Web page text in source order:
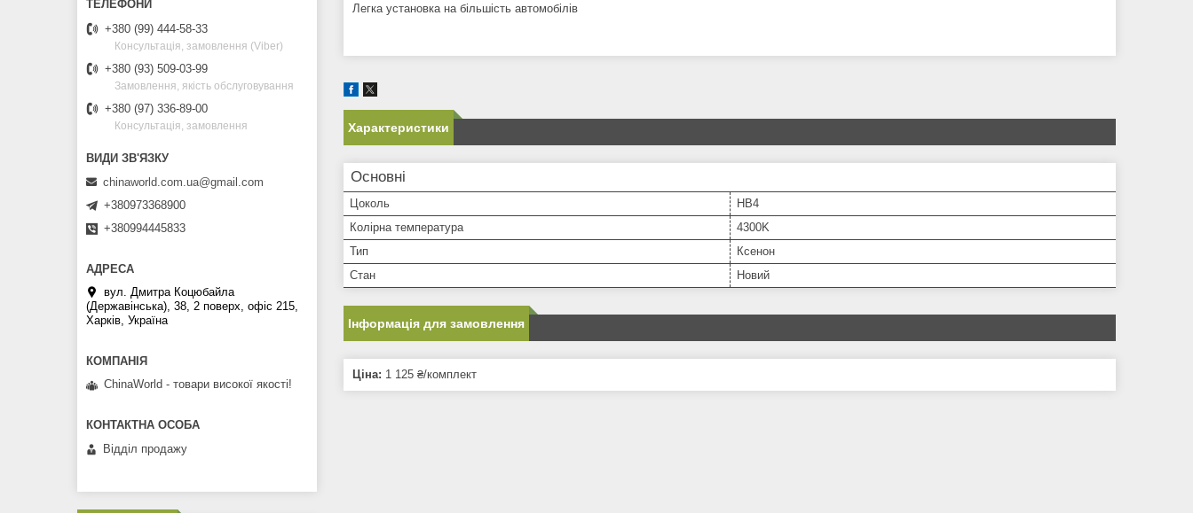
Легка установка на більшість автомобілів
Характеристики
Основні
Цоколь
HB4
Колірна температура
4300K
Тип
Ксенон
Стан
Новий
Інформація для замовлення
Ціна: 1 125 ₴/комплект
+380 (99) 444-58-33
Консультація, замовлення (Viber)
+380 (93) 509-03-99
Замовлення, якість обслуговування
+380 (97) 336-89-00
Консультація, замовлення
chinaworld.com.ua@gmail.com
+380973368900
+380994445833
вул. Дмитра Коцюбайла
(Державінська), 38, 2 поверх, офіс 215,
Харків, Україна
ChinaWorld - товари високої якості!
Відділ продажу